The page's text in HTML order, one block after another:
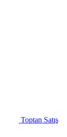
Toptan Satış